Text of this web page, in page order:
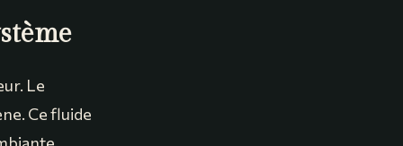
Le
Ce fluide